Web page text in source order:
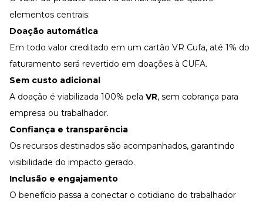
elementos centrais:
Doação automática
Em todo valor creditado em um cartão VR Cufa, até 1% do
faturamento será revertido em doações à CUFA.
Sem custo adicional
A doação é viabilizada 100% pela VR, sem cobrança para
empresa ou trabalhador.
Confiança e transparência
Os recursos destinados são acompanhados, garantindo
visibilidade do impacto gerado.
Inclusão e engajamento
O benefício passa a conectar o cotidiano do trabalhador